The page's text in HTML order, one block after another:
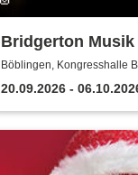
Bridgerton Musik
Kerzenschein
Böblingen, Kongresshalle
20.09.2026 -